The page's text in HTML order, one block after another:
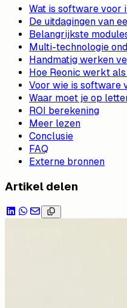
Wat is software voor
De uitdagingen van
Belangrijkste
Multi-technologie
Handmatig werken
Hoe Reonic werkt
Voor wie is software
Waar moet je op
ROI berekening
Meer lezen
Conclusie
FAQ
Externe bronnen
Artikel delen